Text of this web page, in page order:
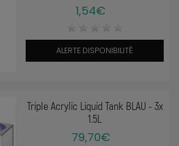
1,54€
ALERTE DISPONIBILITÉ
Triple Acrylic Liquid Tank BLAU - 3x
1.5L
79,70€